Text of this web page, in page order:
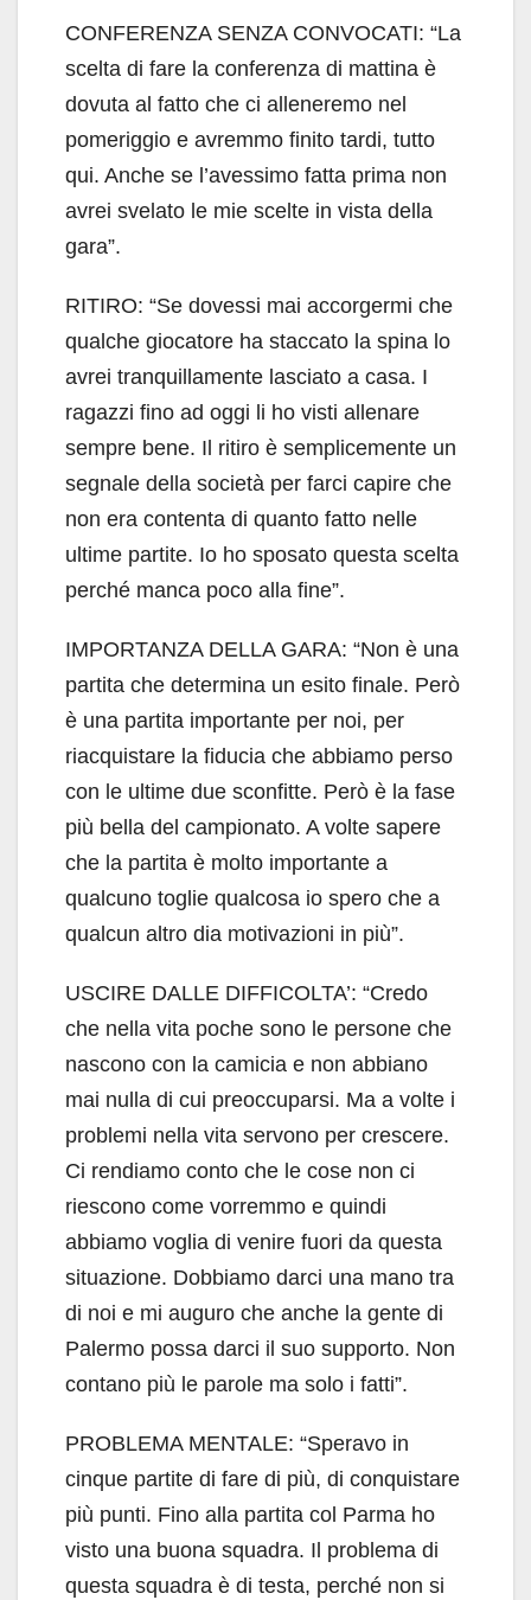
CONFERENZA SENZA CONVOCATI: “La
scelta di fare la conferenza di mattina è
dovuta al fatto che ci alleneremo nel
pomeriggio e avremmo finito tardi, tutto
qui. Anche se l’avessimo fatta prima non
avrei svelato le mie scelte in vista della
gara”.
RITIRO: “Se dovessi mai accorgermi che
qualche giocatore ha staccato la spina lo
avrei tranquillamente lasciato a casa. I
ragazzi fino ad oggi li ho visti allenare
sempre bene. Il ritiro è semplicemente un
segnale della società per farci capire che
non era contenta di quanto fatto nelle
ultime partite. Io ho sposato questa scelta
perché manca poco alla fine”.
IMPORTANZA DELLA GARA: “Non è una
partita che determina un esito finale. Però
è una partita importante per noi, per
riacquistare la fiducia che abbiamo perso
con le ultime due sconfitte. Però è la fase
più bella del campionato. A volte sapere
che la partita è molto importante a
qualcuno toglie qualcosa io spero che a
qualcun altro dia motivazioni in più”.
USCIRE DALLE DIFFICOLTA’: “Credo
che nella vita poche sono le persone che
nascono con la camicia e non abbiano
mai nulla di cui preoccuparsi. Ma a volte i
problemi nella vita servono per crescere.
Ci rendiamo conto che le cose non ci
riescono come vorremmo e quindi
abbiamo voglia di venire fuori da questa
situazione. Dobbiamo darci una mano tra
di noi e mi auguro che anche la gente di
Palermo possa darci il suo supporto. Non
contano più le parole ma solo i fatti”.
PROBLEMA MENTALE: “Speravo in
cinque partite di fare di più, di conquistare
più punti. Fino alla partita col Parma ho
visto una buona squadra. Il problema di
questa squadra è di testa, perché non si